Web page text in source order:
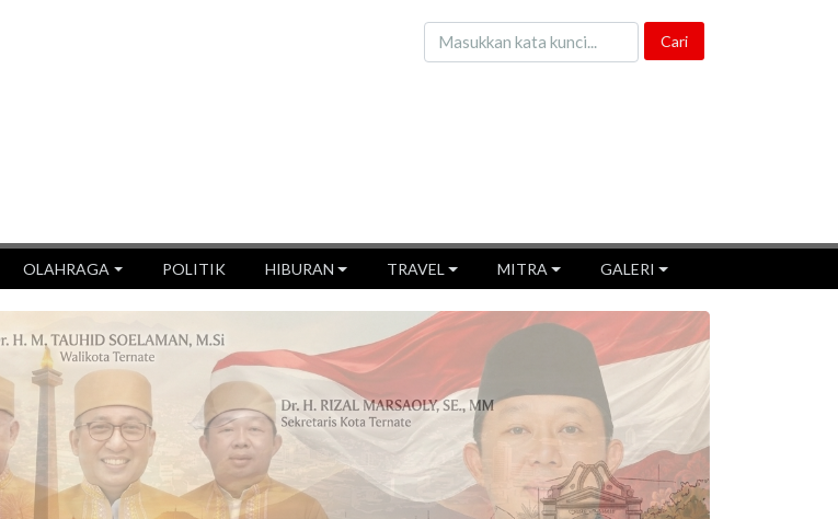
OLAHRAGA POLITIK HIBURAN TRAVEL MITRA GALERI